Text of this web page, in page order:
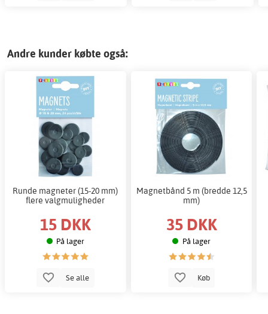
Andre kunder købte også:
Runde magneter (15-20 mm)
flere valgmuligheder
15 DKK
På lager
Se alle
Magnetbånd 5 m (bredde 12,5
mm)
35 DKK
På lager
Køb